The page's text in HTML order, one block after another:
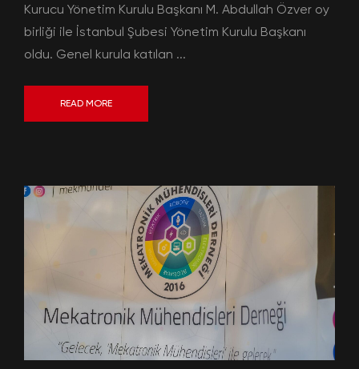
Kurucu Yönetim Kurulu Başkanı M. Abdullah Özver oy
birliği ile İstanbul Şubesi Yönetim Kurulu Başkanı
oldu. Genel kurula katılan ...
READ MORE